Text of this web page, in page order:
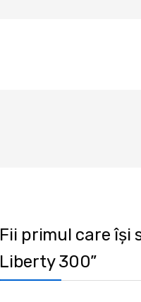
Fii primul care își
Liberty 300”